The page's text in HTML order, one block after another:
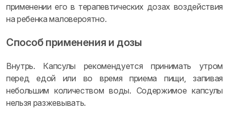
применении его в терапевтических дозах воздействия
на ребенка маловероятно.
Способ применения и дозы
Внутрь. Капсулы рекомендуется принимать утром
перед едой или во время приема пищи, запивая
небольшим количеством воды. Содержимое капсулы
нельзя разжевывать.